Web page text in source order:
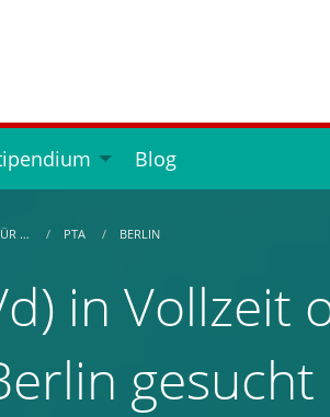
Blog
… PTA BERLIN
in Vollzeit
gesucht